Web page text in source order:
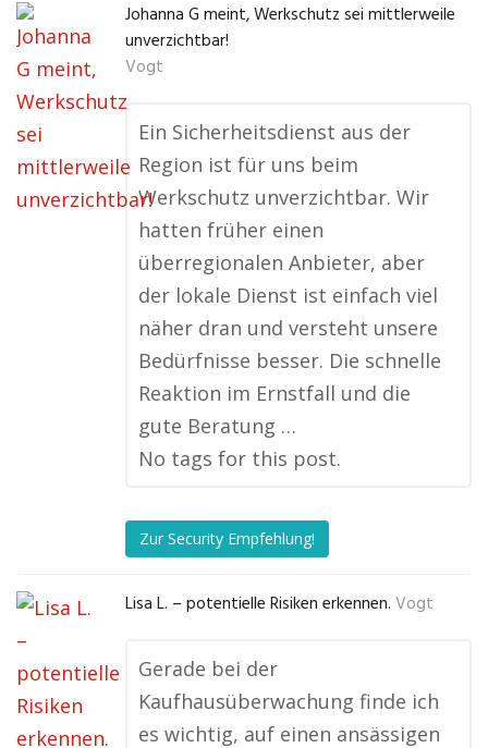
Johanna G meint, Werkschutz sei mittlerweile
unverzichtbar!
Vogt
Ein Sicherheitsdienst aus der
Region ist für uns beim
Werkschutz unverzichtbar. Wir
hatten früher einen
überregionalen Anbieter, aber
der lokale Dienst ist einfach viel
näher dran und versteht unsere
Bedürfnisse besser. Die schnelle
Reaktion im Ernstfall und die
gute Beratung …
No tags for this post.
Zur Security Empfehlung!
Lisa L. – potentielle Risiken erkennen. Vogt
Gerade bei der
Kaufhausüberwachung finde ich
es wichtig, auf einen ansässigen